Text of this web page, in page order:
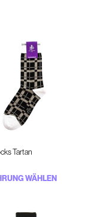
Tartan
WÄHLEN